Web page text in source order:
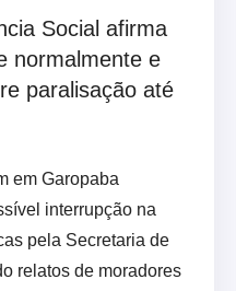
Social afirma
normalmente e
paralisação até
em Garopaba
interrupção na
pela Secretaria de
relatos de moradores